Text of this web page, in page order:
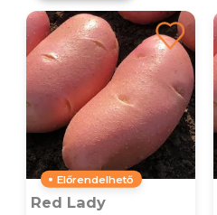
Előrendelhető
Red Lady